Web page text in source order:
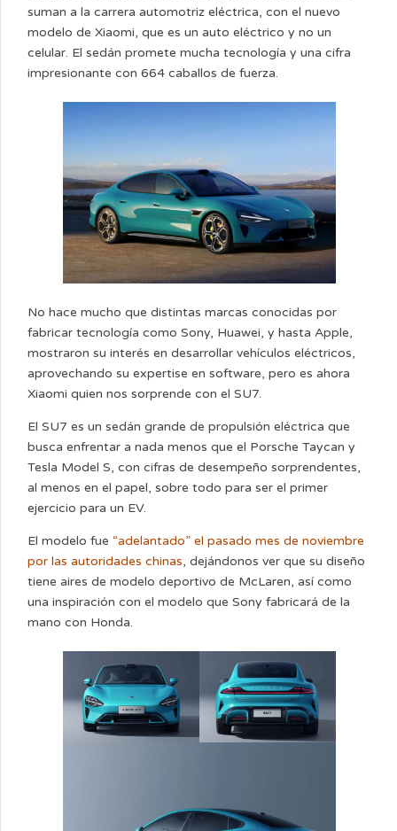
suman a la carrera automotriz eléctrica, con el nuevo
modelo de Xiaomi, que es un auto eléctrico y no un
celular. El sedán promete mucha tecnología y una cifra
impresionante con 664 caballos de fuerza.
No hace mucho que distintas marcas conocidas por
fabricar tecnología como Sony, Huawei, y hasta Apple,
mostraron su interés en desarrollar vehículos eléctricos,
aprovechando su expertise en software, pero es ahora
Xiaomi quien nos sorprende con el SU7.
El SU7 es un sedán grande de propulsión eléctrica que
busca enfrentar a nada menos que el Porsche Taycan y
Tesla Model S, con cifras de desempeño sorprendentes,
al menos en el papel, sobre todo para ser el primer
ejercicio para un EV.
El modelo fue “adelantado” el pasado mes de noviembre
por las autoridades chinas, dejándonos ver que su diseño
tiene aires de modelo deportivo de McLaren, así como
una inspiración con el modelo que Sony fabricará de la
mano con Honda.